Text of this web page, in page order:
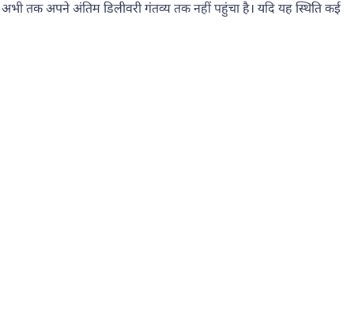
तक अपने अंतिम डिलीवरी गंतव्य तक नहीं पहुंचा है। यदि यह स्थिति कई